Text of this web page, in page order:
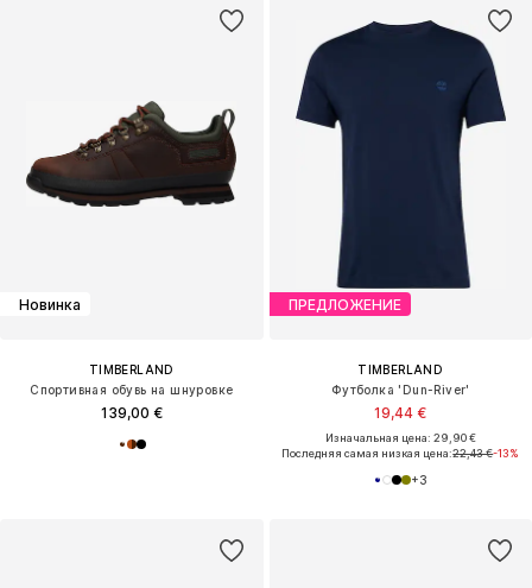
Новинка
TIMBERLAND
Спортивная обувь на шнуровке
139,00 €
ПРЕДЛОЖЕНИЕ
TIMBERLAND
Футболка 'Dun-River'
19,44 €
Изначальная цена: 29,90 €
Последняя самая низкая цена:22,43 €-13%
+3